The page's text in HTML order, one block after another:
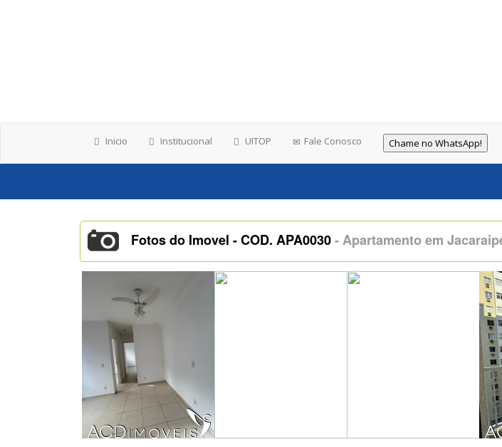
Inicio Institucional UITOP Fale Conosco Chame no WhatsApp!
Fotos do Imovel - COD. APA0030- Apartamento em